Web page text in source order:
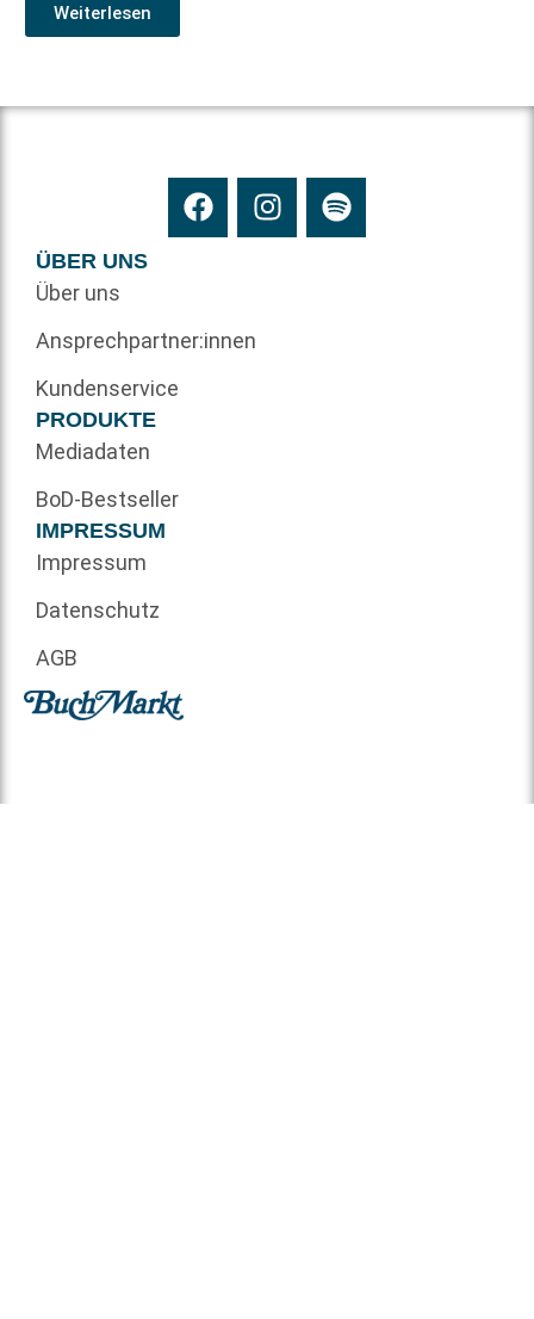
Weiterlesen
ÜBER UNS
Über uns
Ansprechpartner:innen
Kundenservice
PRODUKTE
Mediadaten
BoD-Bestseller
IMPRESSUM
Impressum
Datenschutz
AGB